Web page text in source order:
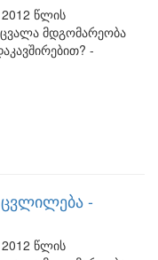
წლის
მდგომარეობა
-
ცვლილება -
წლის